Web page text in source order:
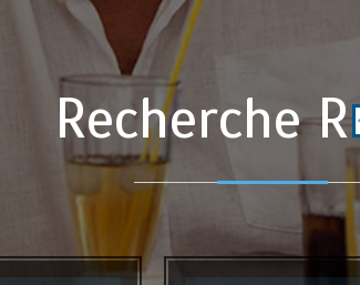
Recherche R